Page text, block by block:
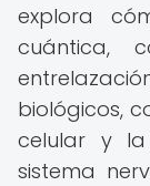
explora
cuántica,
biológicos,
celular y la
sistema